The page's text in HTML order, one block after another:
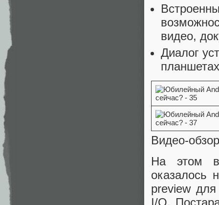
видео,
Диалог
Видео-
На этом
оказалось
preview
I/O.